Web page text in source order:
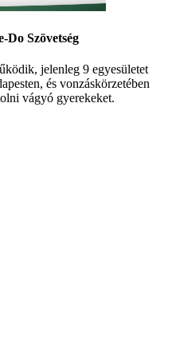
Szövetség
jelenleg 9 egyesületet
és vonzáskörzetében
vágyó gyerekeket.